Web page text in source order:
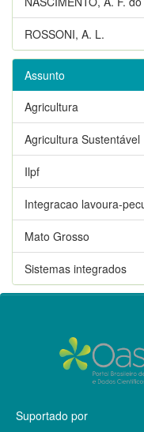
ROSSONI, A. L.
Assunto
Agricultura
Agricultura Sustentável
Ilpf
Integracao lavoura-
Mato Grosso
Sistemas integrados
Suportado por